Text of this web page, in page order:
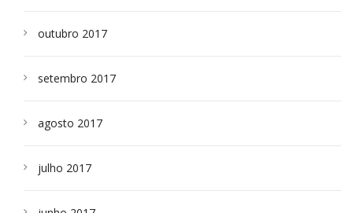
outubro 2017
setembro 2017
agosto 2017
julho 2017